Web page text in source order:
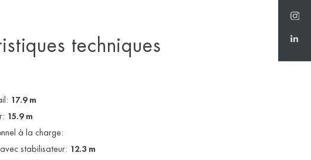
techniques
17.9 m
15.9 m
à la charge:
stabilisateur: 12.3 m